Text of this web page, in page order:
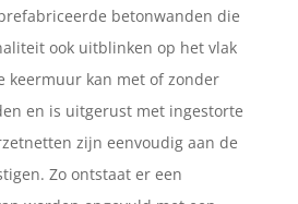
betonwanden die
ook uitblinken op het vlak
keermuur kan met of zonder
en is uitgerust met ingestorte
zijn eenvoudig aan de
Zo ontstaat er een